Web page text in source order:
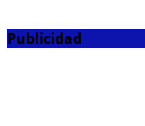
Publicidad